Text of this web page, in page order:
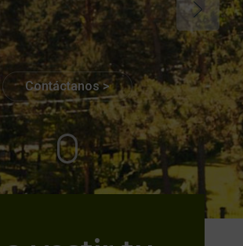
Contáctanos >